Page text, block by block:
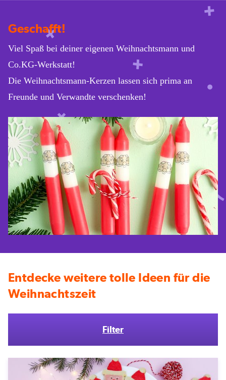
Geschafft!
Viel Spaß bei deiner eigenen Weihnachtsmann und
Co.KG-Werkstatt!
Die Weihnachtsmann-Kerzen lassen sich prima an
Freunde und Verwandte verschenken!
Entdecke weitere tolle Ideen für die
Weihnachtszeit
Filter